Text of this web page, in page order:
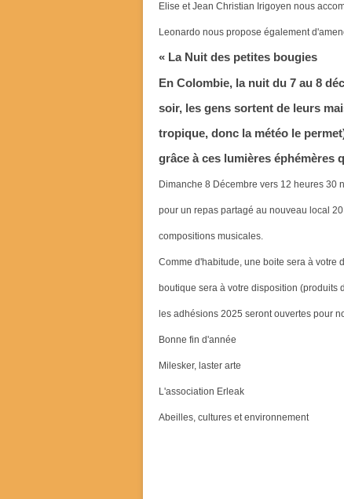
Elise et Jean Christian Irigoyen nous
Leonardo nous propose également
« La Nuit des petites bougies
En Colombie, la nuit du 7 au 8
soir, les gens sortent de leurs
tropique, donc la météo le
grâce à ces lumières éphémères
Dimanche 8 Décembre vers 12 heures 30
pour un repas partagé au nouveau local
compositions musicales.
Comme d'habitude, une boite sera à votre
boutique sera à votre disposition (produits
les adhésions 2025 seront ouvertes pour
Bonne fin d'année
Milesker, laster arte
L'association Erleak
Abeilles, cultures et environnement